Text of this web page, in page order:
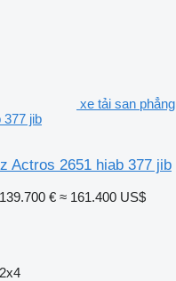
xe tải san
377 jib
Actros 2651 hiab 377 jib
139.700 € ≈ 161.400 US$